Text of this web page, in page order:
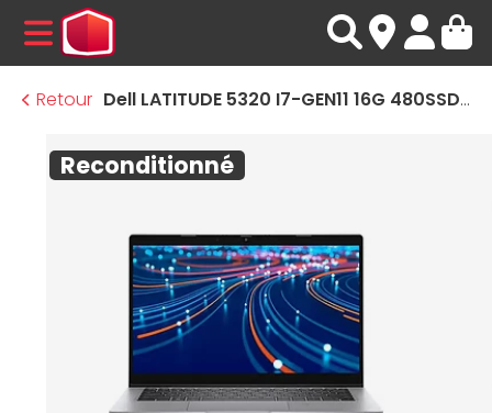
MENU
Retour
Dell LATITUDE 5320 I7-GEN11 16G 480SSD Windows 11 · Reconditionné
Reconditionné